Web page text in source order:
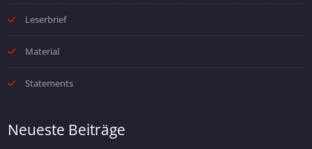
Leserbrief
Material
Statements
Neueste Beiträge